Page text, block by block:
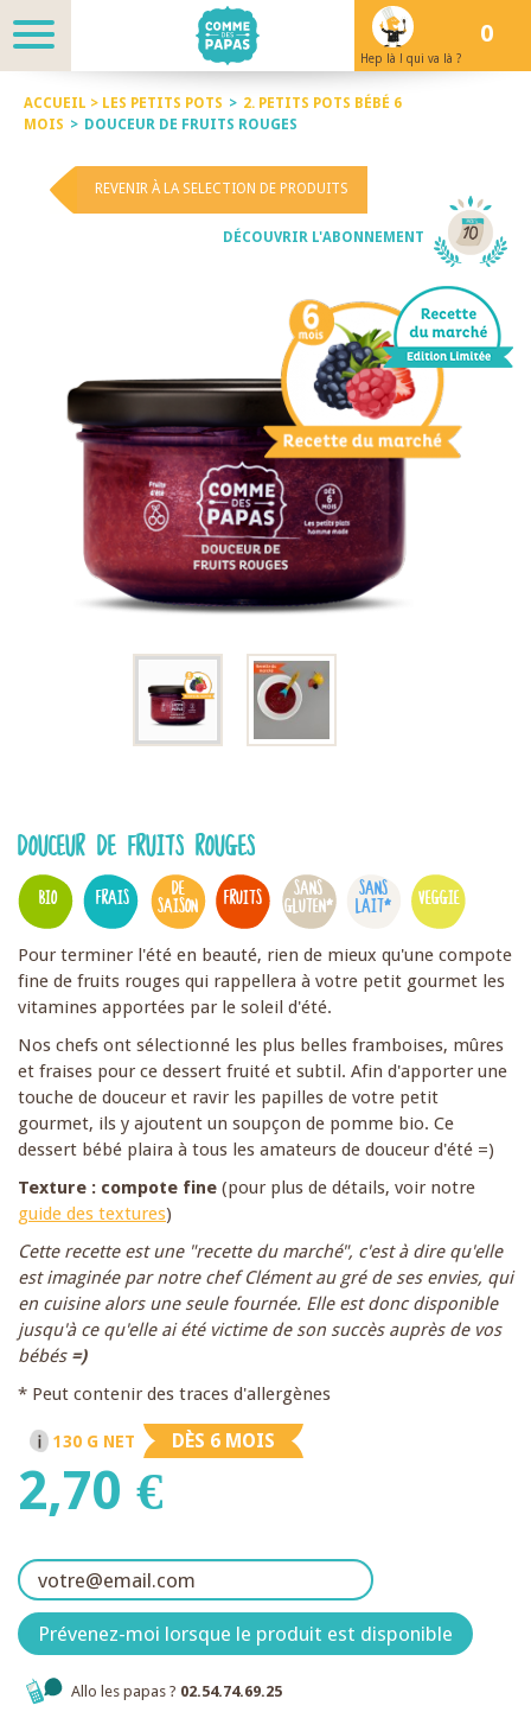
Hep là ! qui va là ?
0
ACCUEIL > LES PETITS POTS > 2. PETITS POTS BÉBÉ 6
MOIS > DOUCEUR DE FRUITS ROUGES
REVENIR À LA SELECTION DE PRODUITS
DÉCOUVRIR L'ABONNEMENT
DOUCEUR DE FRUITS ROUGES
BIO FRAIS
DE
SAISON
FRUITS
SANS
GLUTEN*
SANS
LAIT*
VEGGIE
Pour terminer l'été en beauté, rien de mieux qu'une compote
fine de fruits rouges qui rappellera à votre petit gourmet les
vitamines apportées par le soleil d'été.
Nos chefs ont sélectionné les plus belles framboises, mûres
et fraises pour ce dessert fruité et subtil. Afin d'apporter une
touche de douceur et ravir les papilles de votre petit
gourmet, ils y ajoutent un soupçon de pomme bio. Ce
dessert bébé plaira à tous les amateurs de douceur d'été =)
Texture : compote fine (pour plus de détails, voir notre
guide des textures)
Cette recette est une "recette du marché", c'est à dire qu'elle
est imaginée par notre chef Clément au gré de ses envies, qui
en cuisine alors une seule fournée. Elle est donc disponible
jusqu'à ce qu'elle ai été victime de son succès auprès de vos
bébés =)
* Peut contenir des traces d'allergènes
130 G NET DÈS 6 MOIS
2,70 €
Prévenez-moi lorsque le produit est disponible
Allo les papas ? 02.54.74.69.25